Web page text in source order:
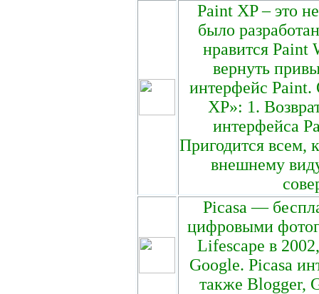
Paint XP – это
было
нравится Paint
вернуть
интерфейс
XP»: 1.
интерфейса
Пригодится всем,
внешнему
Picasa —
цифровыми
Lifescape в
Google. Picasa
также Blogger,